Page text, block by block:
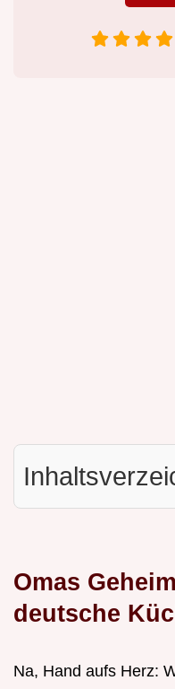
Omas
deutsche
Na, Hand aufs Herz: